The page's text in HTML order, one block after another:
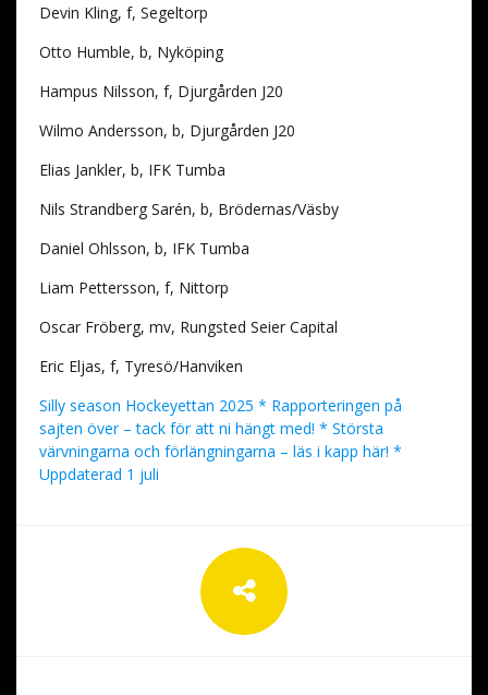
Devin Kling, f, Segeltorp
Otto Humble, b, Nyköping
Hampus Nilsson, f, Djurgården J20
Wilmo Andersson, b, Djurgården J20
Elias Jankler, b, IFK Tumba
Nils Strandberg Sarén, b, Brödernas/Väsby
Daniel Ohlsson, b, IFK Tumba
Liam Pettersson, f, Nittorp
Oscar Fröberg, mv, Rungsted Seier Capital
Eric Eljas, f, Tyresö/Hanviken
Silly season Hockeyettan 2025 * Rapporteringen på
sajten över – tack för att ni hängt med! * Största
värvningarna och förlängningarna – läs i kapp här! *
Uppdaterad 1 juli